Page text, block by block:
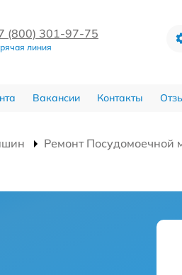
(800) 301-97-75
линия
Вакансии Контакты
Ремонт